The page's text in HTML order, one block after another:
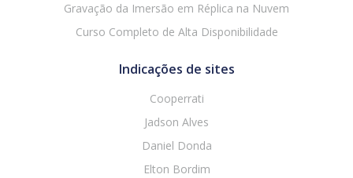
Gravação da Imersão em Réplica na Nuvem
Curso Completo de Alta Disponibilidade
Indicações de sites
Cooperrati
Jadson Alves
Daniel Donda
Elton Bordim